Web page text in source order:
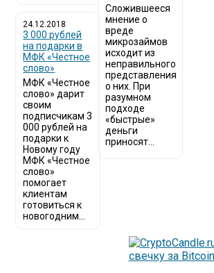
24.12.2018
3 000 рублей
на подарки в
МФК «Честное
слово»
МФК «Честное
слово» дарит
своим
подписчикам 3
000 рублей на
подарки к
Новому году
МФК «Честное
слово»
помогает
клиентам
готовиться к
новогодним...
Сложившееся
мнение о
вреде
микрозаймов
исходит из
неправильного
представления
о них. При
разумном
подходе
«быстрые»
деньги
приносят...